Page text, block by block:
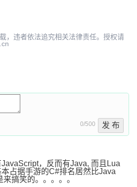
，违者依法追究相关法律责任。授权请
0/500 发 布
，反而有Java, 而且Lua
占据手游的C#排名居然比Java
搞笑的。。。。。